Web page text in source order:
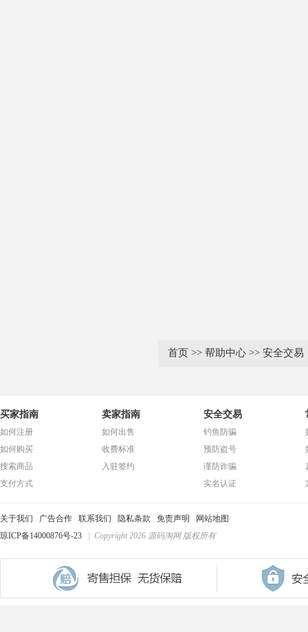
首页 >> 帮助中心 >> 安全交易
买家指南
如何注册
如何购买
搜索商品
支付方式
卖家指南
如何出售
收费标准
入驻签约
安全交易
钓鱼防骗
预防盗号
谨防诈骗
实名认证
关于我们 广告合作 联系我们 隐私条款 免责声明
网站地图
琼ICP备14000876号-23
| Copyright 2026 源码淘网 版权所有